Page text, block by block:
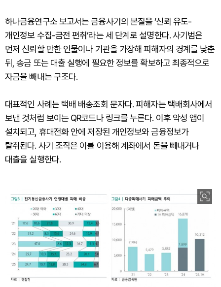
하나금융연구소 보고서는 금융사기의 본질을 ‘신뢰 유도-
개인정보 수집-금전 편취’라는 세 단계로 설명한다. 사기범은
먼저 신뢰할 만한 인물이나 기관을 가장해 피해자의 경계를 낮춘
뒤, 송금 또는 대출 실행에 필요한 정보를 확보하고 최종적으로
자금을 빼내는 구조다.
대표적인 사례는 택배 배송조회 문자다. 피해자는 택배회사에서
보낸 것처럼 보이는 QR코드나 링크를 누른다. 이후 악성 앱이
설치되고, 휴대전화 안에 저장된 개인정보와 금융정보가
탈취된다. 사기 조직은 이를 이용해 계좌에서 돈을 빼내거나
대출을 실행한다.